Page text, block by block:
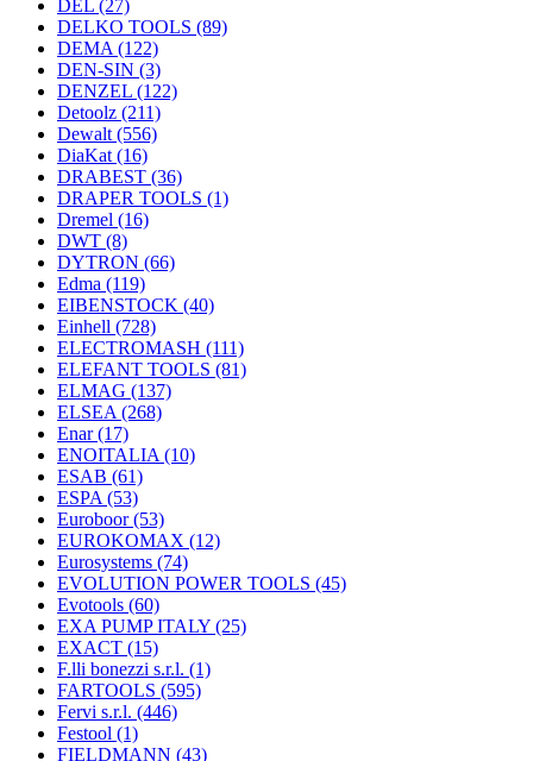
DEL (27)
DELKO TOOLS (89)
DEMA (122)
DEN-SIN (3)
DENZEL (122)
Detoolz (211)
Dewalt (556)
DiaKat (16)
DRABEST (36)
DRAPER TOOLS (1)
Dremel (16)
DWT (8)
DYTRON (66)
Edma (119)
EIBENSTOCK (40)
Einhell (728)
ELECTROMASH (111)
ELEFANT TOOLS (81)
ELMAG (137)
ELSEA (268)
Enar(17)
ENOITALIA (10)
ESAB (61)
ESPA (53)
Euroboor(53)
EUROKOMAX (12)
Eurosystems (74)
EVOLUTION POWER TOOLS (45)
Evotools (60)
EXA PUMP ITALY (25)
EXACT (15)
F.lli bonezzi s.r.l. (1)
FARTOOLS (595)
Fervi s.r.l. (446)
Festool (1)
FIELDMANN (43)